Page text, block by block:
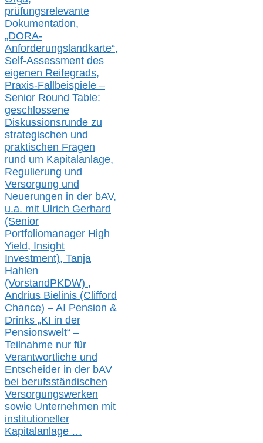
prüfungsrelevante
Dokumentation,
„DORA-
Anforderungslandkarte“,
Self-Assessment des
eigenen Reifegrads,
Praxis-Fallbeispiele –
Senior Round Table:
geschlossene
Diskussionsrunde zu
strategischen und
praktischen Fragen
rund um Kapitalanlage,
Regulierung und
Versorgung und
Neuerungen in der bAV,
u.a. mit Ulrich Gerhard
(Senior
Portfoliomanager High
Yield, Insight
Investment), Tanja
Hahlen
(VorstandPKDW) ,
Andrius Bielinis (Clifford
Chance) – AI Pension &
Drinks „KI in der
Pensionswelt“ –
Teilnahme nur für
Verantwortliche und
Entscheider in der bAV
bei berufsständischen
Versorgungswerken
sowie Unternehmen mit
institutioneller
Kapitalanlage …